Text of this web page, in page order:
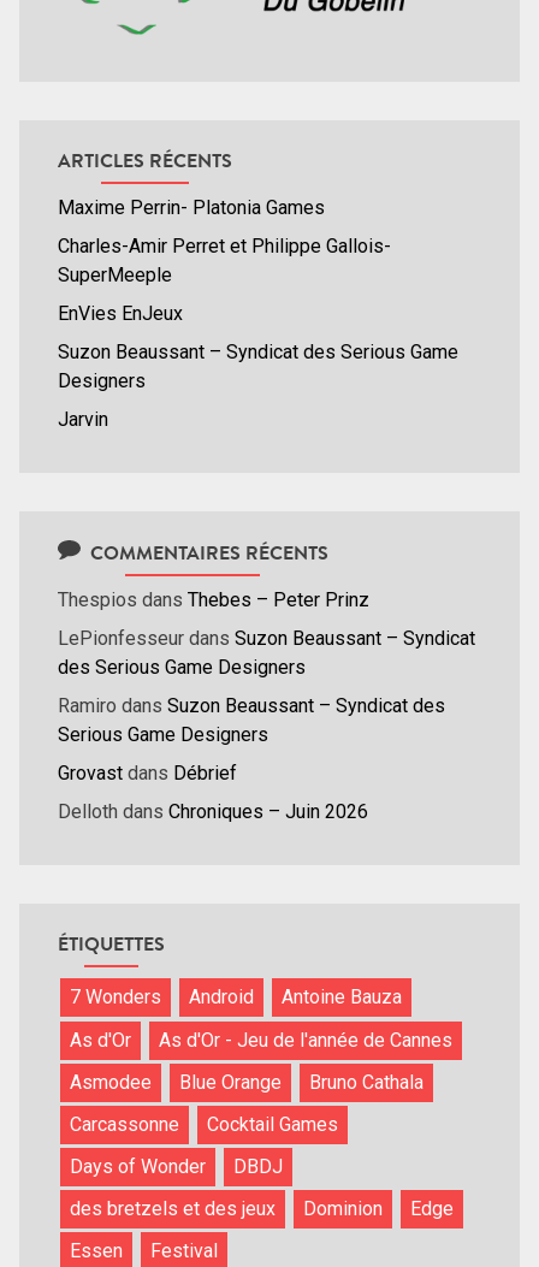
ARTICLES RÉCENTS
Maxime Perrin- Platonia Games
Charles-Amir Perret et Philippe Gallois-
SuperMeeple
EnVies EnJeux
Suzon Beaussant – Syndicat des Serious Game
Designers
Jarvin
COMMENTAIRES RÉCENTS
Thespios dans Thebes – Peter Prinz
LePionfesseur dans Suzon Beaussant – Syndicat
des Serious Game Designers
Ramiro dans Suzon Beaussant – Syndicat des
Serious Game Designers
Grovast dans Débrief
Delloth dans Chroniques – Juin 2026
ÉTIQUETTES
7 Wonders Android
Antoine Bauza
As d'Or
As d'Or - Jeu de l'année de Cannes
Asmodee
Blue Orange
Bruno Cathala
Carcassonne
Cocktail Games
Days of Wonder
DBDJ
des bretzels et des jeux
Dominion
Edge
Essen
Festival